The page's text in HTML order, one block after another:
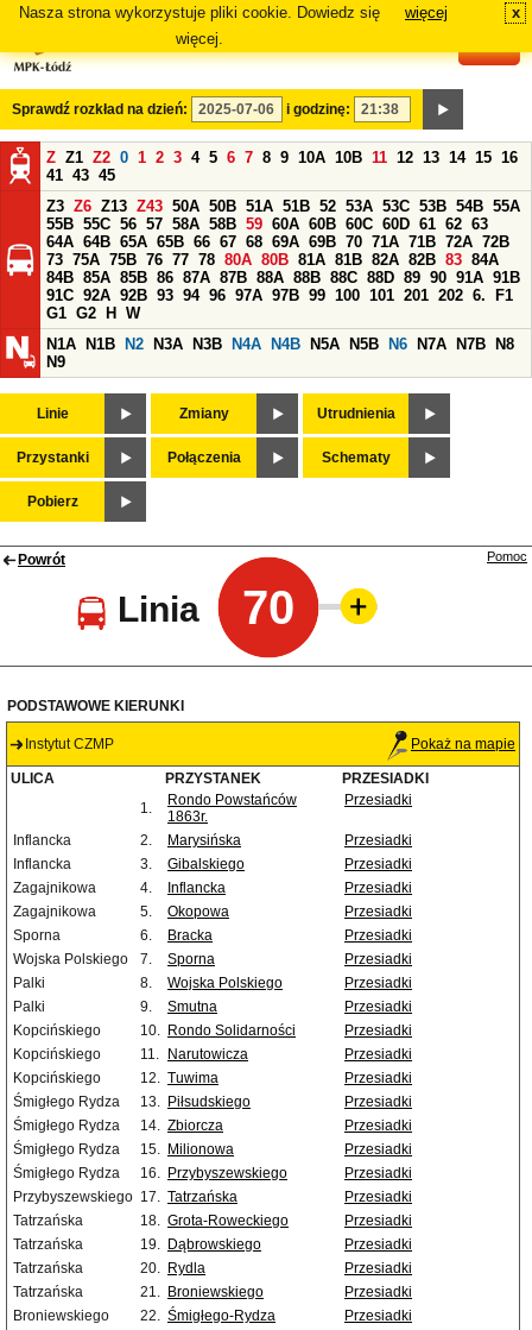
Nasza strona wykorzystuje pliki cookie. Dowiedz się
więcej.
więcej x
Sprawdź rozkład na dzień: i godzinę:
Z Z1 Z2 0 1 2 3 4 5 6 7 8 9 10A 10B 11 12 13 14 15 16
41 43 45
Z3 Z6 Z13 Z43 50A 50B 51A 51B 52 53A 53C 53B 54B 55A
55B 55C 56 57 58A 58B 59 60A 60B 60C 60D 61 62 63
64A 64B 65A 65B 66 67 68 69A 69B 70 71A 71B 72A 72B
73 75A 75B 76 77 78 80A 80B 81A 81B 82A 82B 83 84A
84B 85A 85B 86 87A 87B 88A 88B 88C 88D 89 90 91A 91B
91C 92A 92B 93 94 96 97A 97B 99 100 101 201 202 6.
F1
G1 G2 H
W
N1A
N1B N2 N3A N3B N4A N4B N5A N5B N6 N7A N7B
N8
N9
Linie Zmiany Utrudnienia
Przystanki Połączenia Schematy
Pobierz
Powrót
Linia 70
Pomoc
PODSTAWOWE KIERUNKI
Instytut CZMP Pokaż na mapie
ULICA PRZYSTANEK
PRZESIADKI
1.
Rondo Powstańców
1863r.
Przesiadki
Inflancka 2. Marysińska
Przesiadki
Inflancka
3. Gibalskiego
Przesiadki
Zagajnikowa
4. Inflancka
Przesiadki
Zagajnikowa
5. Okopowa
Przesiadki
Sporna
6. Bracka
Przesiadki
Wojska Polskiego
7. Sporna
Przesiadki
Palki
8. Wojska Polskiego
Przesiadki
Palki
9. Smutna
Przesiadki
Kopcińskiego
10. Rondo Solidarności
Przesiadki
Kopcińskiego
11. Narutowicza
Przesiadki
Kopcińskiego
12. Tuwima
Przesiadki
Śmigłego Rydza
13. Piłsudskiego
Przesiadki
Śmigłego Rydza
14. Zbiorcza
Przesiadki
Śmigłego Rydza
15. Milionowa
Przesiadki
Śmigłego Rydza
16. Przybyszewskiego
Przesiadki
Przybyszewskiego 17. Tatrzańska
Przesiadki
Tatrzańska
18. Grota-Roweckiego
Przesiadki
Tatrzańska
19. Dąbrowskiego
Przesiadki
Tatrzańska
20. Rydla
Przesiadki
Tatrzańska
21. Broniewskiego
Przesiadki
Broniewskiego
22. Śmigłego-Rydza
Przesiadki